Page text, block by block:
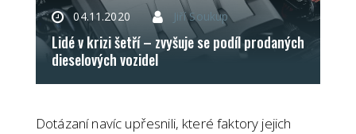
04.11.2020 Jiří Soukup
Lidé v krizi šetří – zvyšuje se podíl prodaných
dieselových vozidel
Dotázaní navíc upřesnili, které faktory jejich